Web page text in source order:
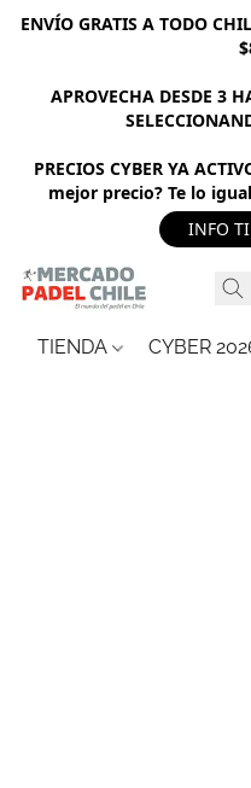
ENVÍO GRATIS A TODO
APROVECHA DESDE 3
PRECIOS CYBER YA
mejor precio? Te lo
INFO
TIENDA CYBER